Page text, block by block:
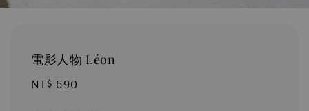
電影人物 Léon
Regular
NT$ 690